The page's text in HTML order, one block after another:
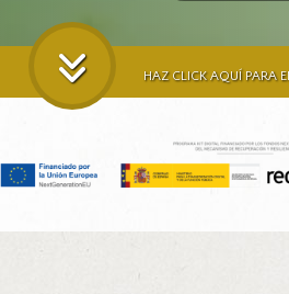
HAZ CLICK AQUÍ PARA